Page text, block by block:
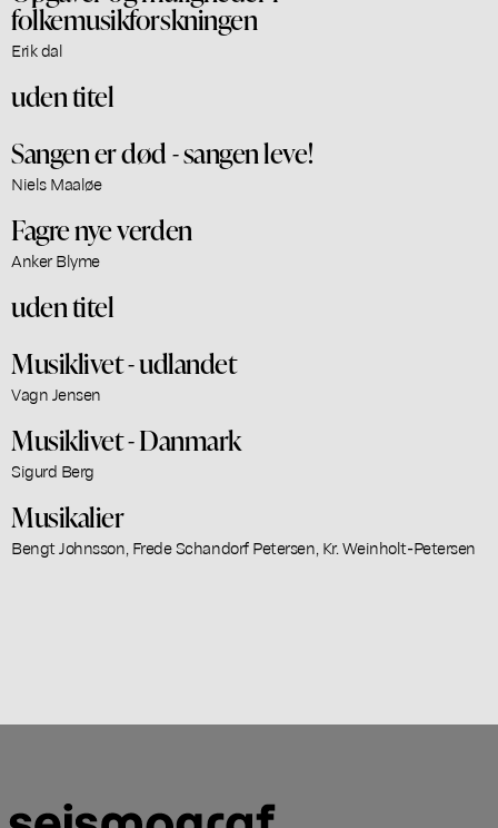
folkemusikforskningen
Erik dal
uden titel
Sangen er død - sangen leve!
Niels Maaløe
Fagre nye verden
Anker Blyme
uden titel
Musiklivet - udlandet
Vagn Jensen
Musiklivet - Danmark
Sigurd Berg
Musikalier
Bengt Johnsson, Frede Schandorf Petersen, Kr. Weinholt-Petersen